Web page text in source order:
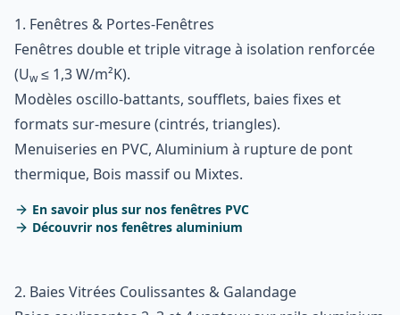
1. Fenêtres & Portes-Fenêtres
Fenêtres double et triple vitrage à isolation renforcée
(Uw≤ 1,3 W/m²K).
Modèles oscillo-battants, soufflets, baies fixes et
formats sur-mesure (cintrés, triangles).
Menuiseries en PVC, Aluminium à rupture de pont
thermique, Bois massif ou Mixtes.
En savoir plus sur nos fenêtres PVC
Découvrir nos fenêtres aluminium
2. Baies Vitrées Coulissantes & Galandage